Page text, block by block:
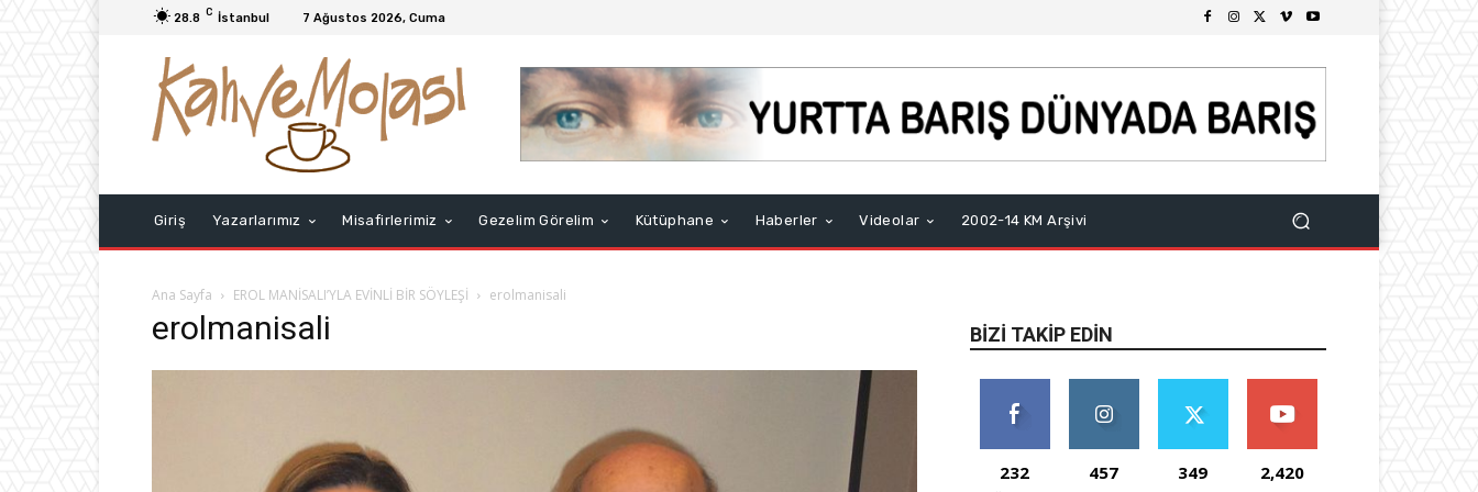
28.8 C İstanbul 7 Ağustos 2026, Cuma
Giriş Yazarlarımız Misafirlerimiz Gezelim Görelim Kütüphane Haberler Videolar 2002-14 KM Arşivi
Ana Sayfa EROL MANİSALI’YLA EVİNLİ BİR SÖYLEŞİ erolmanisali
erolmanisali BIZI TAKIP EDIN
232 457 349 2,420